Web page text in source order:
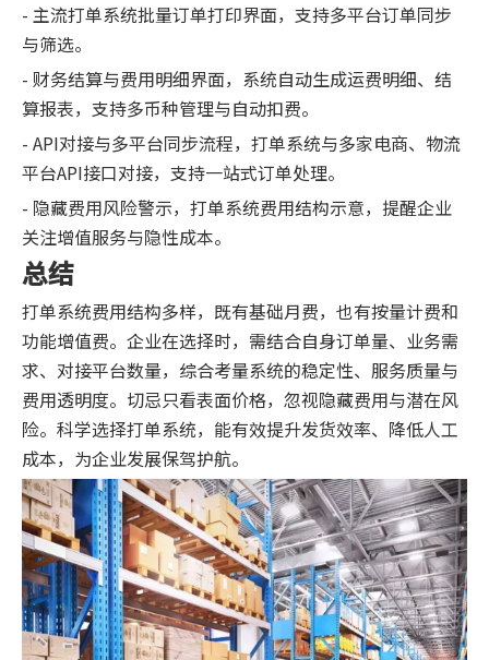
- 主流打单系统批量订单打印界面，支持多平台订单同步
与筛选。
- 财务结算与费用明细界面，系统自动生成运费明细、结
算报表，支持多币种管理与自动扣费。
- API对接与多平台同步流程，打单系统与多家电商、物流
平台API接口对接，支持一站式订单处理。
- 隐藏费用风险警示，打单系统费用结构示意，提醒企业
关注增值服务与隐性成本。
总结
打单系统费用结构多样，既有基础月费，也有按量计费和
功能增值费。企业在选择时，需结合自身订单量、业务需
求、对接平台数量，综合考量系统的稳定性、服务质量与
费用透明度。切忌只看表面价格，忽视隐藏费用与潜在风
险。科学选择打单系统，能有效提升发货效率、降低人工
成本，为企业发展保驾护航。